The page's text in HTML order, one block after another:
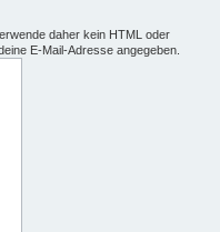
daher kein HTML oder
E-Mail-Adresse angegeben.